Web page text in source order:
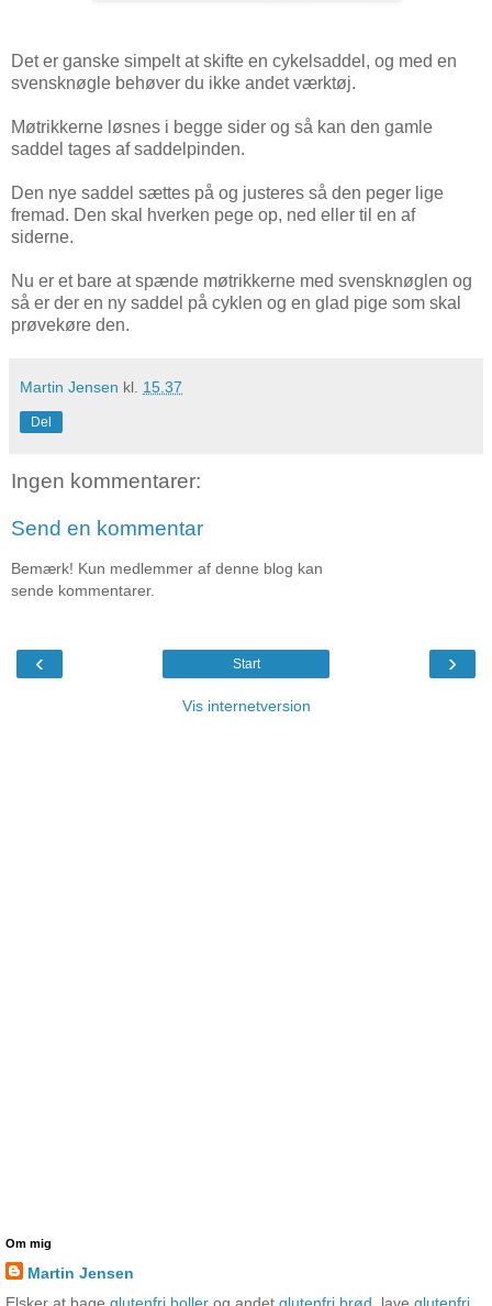
Det er ganske simpelt at skifte en cykelsaddel, og med en
svensknøgle behøver du ikke andet værktøj.
Møtrikkerne løsnes i begge sider og så kan den gamle
saddel tages af saddelpinden.
Den nye saddel sættes på og justeres så den peger lige
fremad. Den skal hverken pege op, ned eller til en af
siderne.
Nu er et bare at spænde møtrikkerne med svensknøglen og
så er der en ny saddel på cyklen og en glad pige som skal
prøvekøre den.
Martin Jensen kl. 15.37
Del
Ingen kommentarer:
Send en kommentar
Bemærk! Kun medlemmer af denne blog kan
sende kommentarer.
‹ ›
Start
Vis internetversion
Om mig
Martin Jensen